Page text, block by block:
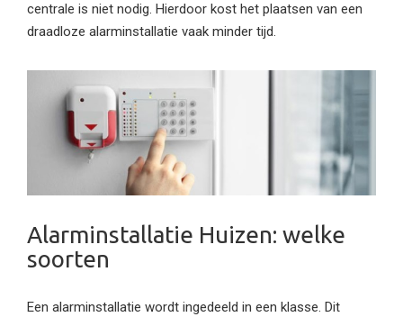
centrale is niet nodig. Hierdoor kost het plaatsen van een
draadloze alarminstallatie vaak minder tijd.
Alarminstallatie Huizen: welke
soorten
Een alarminstallatie wordt ingedeeld in een klasse. Dit